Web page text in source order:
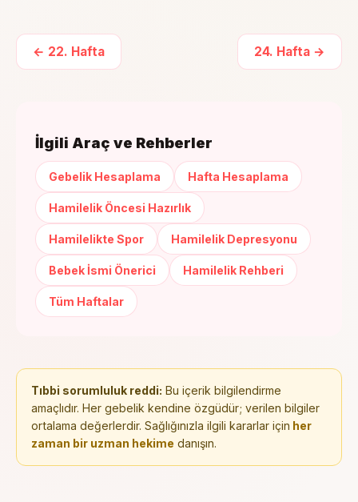
← 22. Hafta 24. Hafta →
İlgili Araç ve Rehberler
Gebelik Hesaplama Hafta Hesaplama
Hamilelik Öncesi Hazırlık
Hamilelikte Spor Hamilelik Depresyonu
Bebek İsmi Önerici Hamilelik Rehberi
Tüm Haftalar
Tıbbi sorumluluk reddi: Bu içerik bilgilendirme
amaçlıdır. Her gebelik kendine özgüdür; verilen bilgiler
ortalama değerlerdir. Sağlığınızla ilgili kararlar için her
zaman bir uzman hekime danışın.